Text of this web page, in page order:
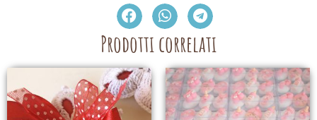
Prodotti correlati